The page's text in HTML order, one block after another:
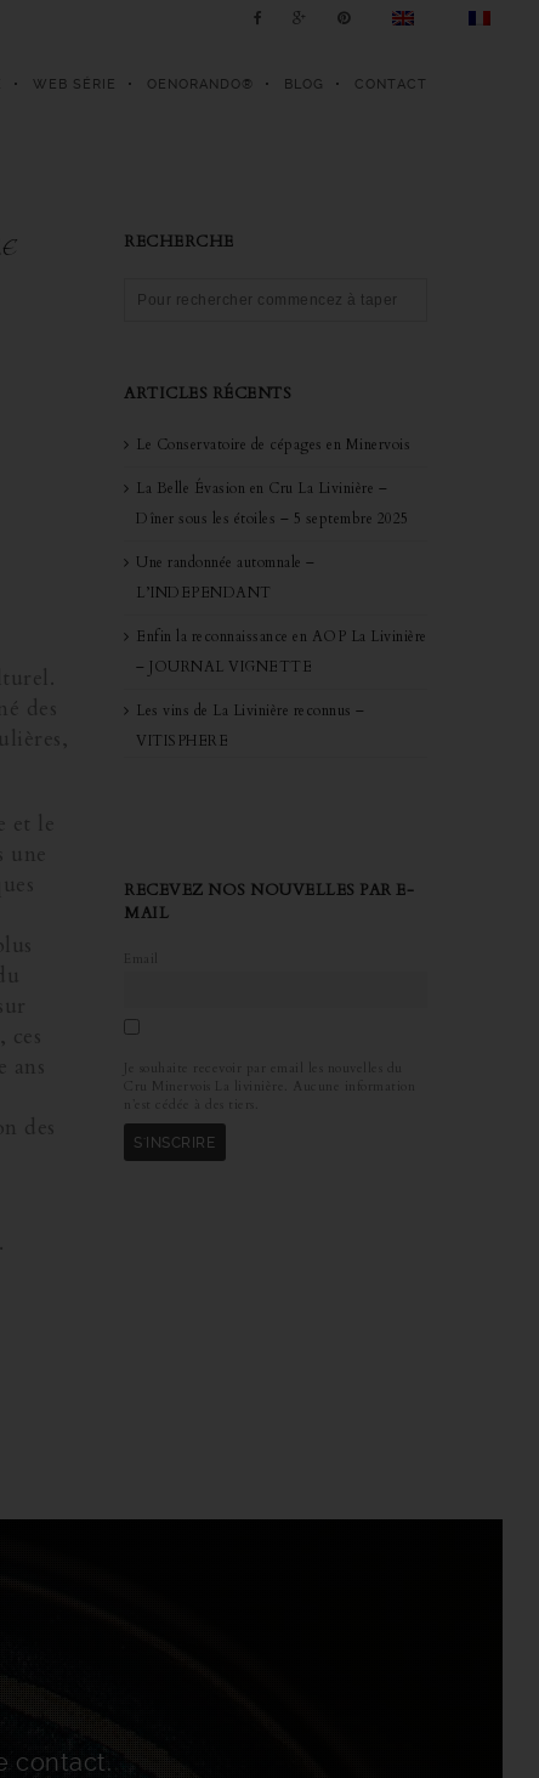
WEB SÉRIE OENORANDO® BLOG CONTACT
des
et le
ces
ans
des
RECHERCHE
ARTICLES RÉCENTS
Le Conservatoire de cépages en Minervois
La Belle Évasion en Cru La Livinière –
Dîner sous les étoiles – 5 septembre 2025
Une randonnée automnale –
L’INDEPENDANT
Enfin la reconnaissance en AOP La Livinière
– JOURNAL VIGNETTE
Les vins de La Livinière reconnus –
VITISPHERE
RECEVEZ NOS NOUVELLES PAR E-
MAIL
Email
Je souhaite recevoir par email les nouvelles du
Cru Minervois La livinière. Aucune information
n’est cédée à des tiers.
contact.